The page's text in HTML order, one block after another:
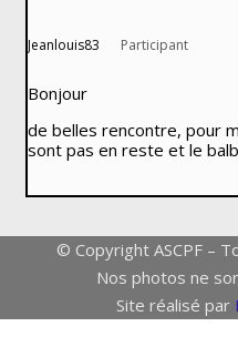
Jeanlouis83 Participant
Bonjour
de belles rencontre, pour
sont pas en reste et le
© Copyright ASCPF –
Nos photos ne
Site réalisé par